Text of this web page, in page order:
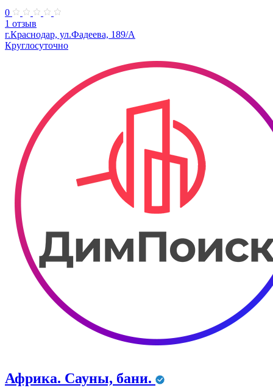
0
1 отзыв
г.Краснодар, ул.Фадеева, 189/А
Круглосуточно
Африка. Сауны, бани.